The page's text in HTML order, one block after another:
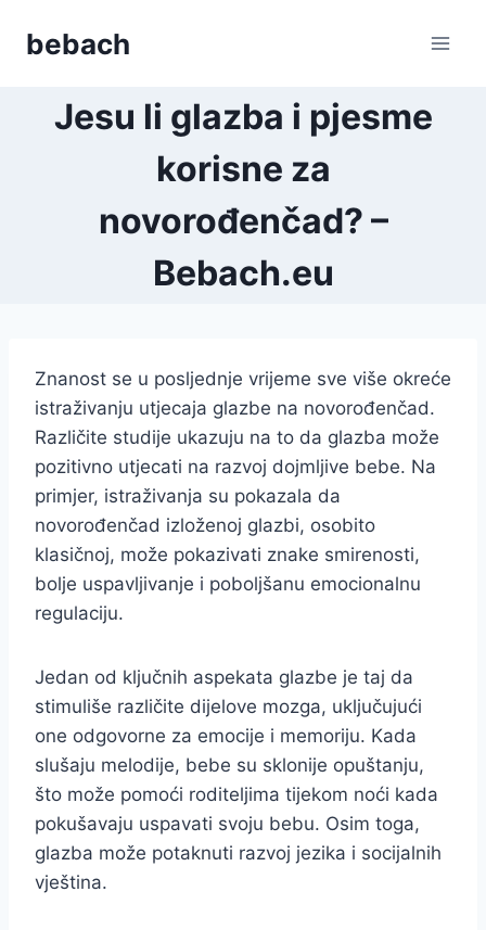
bebach
Jesu li glazba i pjesme
korisne za
novorođenčad? –
Bebach.eu
Znanost se u posljednje vrijeme sve više okreće
istraživanju utjecaja glazbe na novorođenčad.
Različite studije ukazuju na to da glazba može
pozitivno utjecati na razvoj dojmljive bebe. Na
primjer, istraživanja su pokazala da
novorođenčad izloženoj glazbi, osobito
klasičnoj, može pokazivati znake smirenosti,
bolje uspavljivanje i poboljšanu emocionalnu
regulaciju.
Jedan od ključnih aspekata glazbe je taj da
stimuliše različite dijelove mozga, uključujući
one odgovorne za emocije i memoriju. Kada
slušaju melodije, bebe su sklonije opuštanju,
što može pomoći roditeljima tijekom noći kada
pokušavaju uspavati svoju bebu. Osim toga,
glazba može potaknuti razvoj jezika i socijalnih
vještina.